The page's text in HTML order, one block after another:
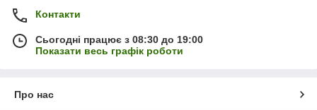
Контакти
Сьогодні працює з 08:30 до 19:00
Показати весь графік роботи
Про нас